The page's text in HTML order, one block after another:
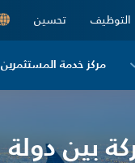
التوظيف تحسين
مركز خدمة المستثمرين
بين دولة